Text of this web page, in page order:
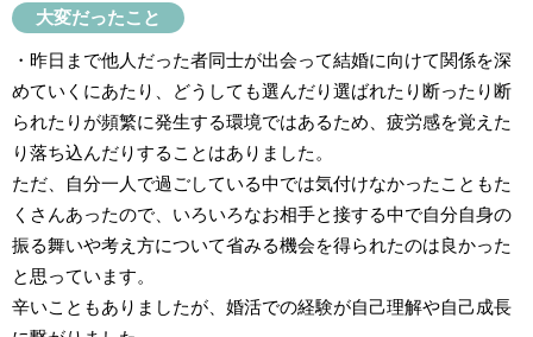
大変だったこと
・昨日まで他人だった者同士が出会って結婚に向けて関係を深
めていくにあたり、どうしても選んだり選ばれたり断ったり断
られたりが頻繁に発生する環境ではあるため、疲労感を覚えた
り落ち込んだりすることはありました。
ただ、自分一人で過ごしている中では気付けなかったこともた
くさんあったので、いろいろなお相手と接する中で自分自身の
振る舞いや考え方について省みる機会を得られたのは良かった
と思っています。
辛いこともありましたが、婚活での経験が自己理解や自己成長